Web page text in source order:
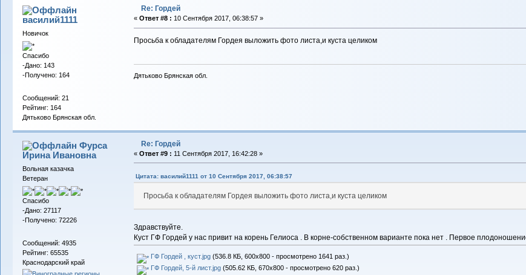
василий1111
Новичок
Спасибо
-Дано: 143
-Получено: 164
Сообщений: 21
Рейтинг: 164
Дятьково Брянская обл.
Re: Гордей
« Ответ #8 : 10 Сентября 2017, 06:38:57 »
Просьба к обладателям Гордея выложить фото листа,и куста целиком
Дятьково Брянская обл.
Фурса
Ирина Ивановна
Вольная казачка
Ветеран
Спасибо
-Дано: 27117
-Получено: 72226
Сообщений: 4935
Рейтинг: 65535
Краснодарский край
Re: Гордей
« Ответ #9 : 11 Сентября 2017, 16:42:28 »
Цитата: василий1111 от 10 Сентября 2017, 06:38:57
Просьба к обладателям Гордея выложить фото листа,и куста целиком
Здравствуйте.
Куст ГФ Гордей у нас привит на корень Гелиоса . В корне-собственном варианте пока нет . Первое
ГФ Гордей , куст.jpg(536.8 КБ, 600x800 - просмотрено 1641 раз.)
ГФ Гордей, 5-й лист.jpg(505.62 КБ, 670x800 - просмотрено 620 раз.)